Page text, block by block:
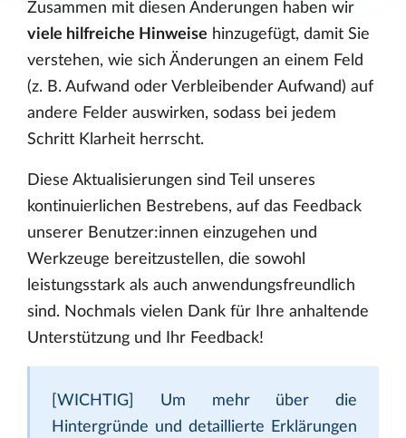
Zusammen mit diesen Änderungen haben wir
viele hilfreiche Hinweise hinzugefügt, damit Sie
verstehen, wie sich Änderungen an einem Feld
(z. B. Aufwand oder Verbleibender Aufwand) auf
andere Felder auswirken, sodass bei jedem
Schritt Klarheit herrscht.
Diese Aktualisierungen sind Teil unseres
kontinuierlichen Bestrebens, auf das Feedback
unserer Benutzer:innen einzugehen und
Werkzeuge bereitzustellen, die sowohl
leistungsstark als auch anwendungsfreundlich
sind. Nochmals vielen Dank für Ihre anhaltende
Unterstützung und Ihr Feedback!
[WICHTIG] Um mehr über die
Hintergründe und detaillierte Erklärungen